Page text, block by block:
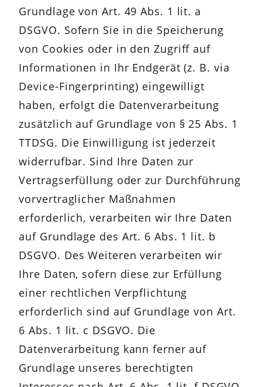
Grundlage von Art. 49 Abs. 1 lit. a
DSGVO. Sofern Sie in die Speicherung
von Cookies oder in den Zugriff auf
Informationen in Ihr Endgerät (z. B. via
Device-Fingerprinting) eingewilligt
haben, erfolgt die Datenverarbeitung
zusätzlich auf Grundlage von § 25 Abs. 1
TTDSG. Die Einwilligung ist jederzeit
widerrufbar. Sind Ihre Daten zur
Vertragserfüllung oder zur Durchführung
vorvertraglicher Maßnahmen
erforderlich, verarbeiten wir Ihre Daten
auf Grundlage des Art. 6 Abs. 1 lit. b
DSGVO. Des Weiteren verarbeiten wir
Ihre Daten, sofern diese zur Erfüllung
einer rechtlichen Verpflichtung
erforderlich sind auf Grundlage von Art.
6 Abs. 1 lit. c DSGVO. Die
Datenverarbeitung kann ferner auf
Grundlage unseres berechtigten